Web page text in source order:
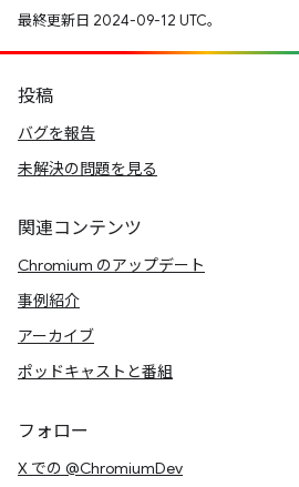
最終更新日 2024-09-12 UTC。
投稿
バグを報告
未解決の問題を見る
関連コンテンツ
Chromium のアップデート
事例紹介
アーカイブ
ポッドキャストと番組
フォロー
X での @ChromiumDev